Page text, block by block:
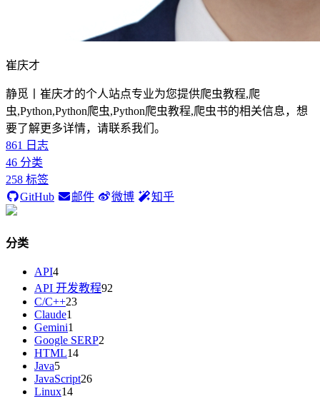
崔庆才
静觅丨崔庆才的个人站点专业为您提供爬虫教程,爬
虫,Python,Python爬虫,Python爬虫教程,爬虫书的相关信息，想
要了解更多详情，请联系我们。
861
日志
46 分类
258 标签
GitHub
邮件 微博 知乎
分类
API4
API 开发教程92
C/C++23
Claude1
Gemini1
Google SERP2
HTML14
Java5
JavaScript26
Linux14